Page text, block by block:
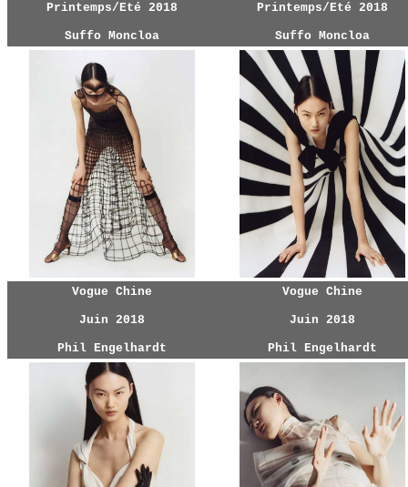
Printemps/Eté 2018
Suffo Moncloa
Printemps/Eté 2018
Suffo Moncloa
Vogue Chine
Juin 2018
Phil Engelhardt
Vogue Chine
Juin 2018
Phil Engelhardt